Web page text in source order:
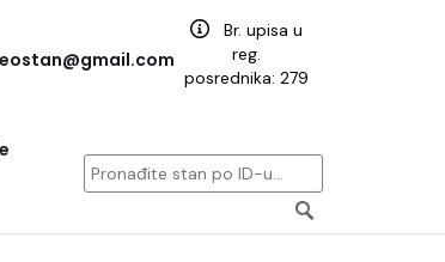
Br. upisa u
reg.
posrednika: 279